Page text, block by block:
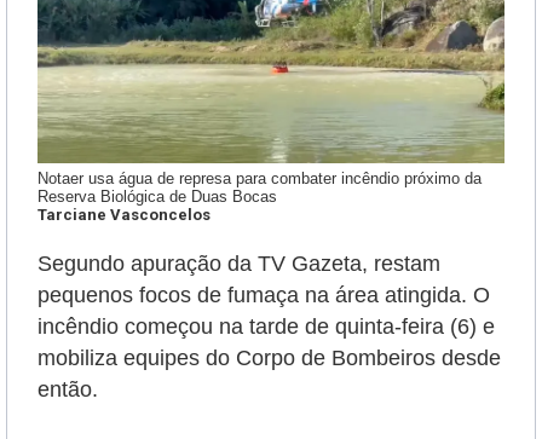
Notaer usa água de represa para combater incêndio próximo da
Reserva Biológica de Duas Bocas
Tarciane Vasconcelos
Segundo apuração da TV Gazeta, restam
pequenos focos de fumaça na área atingida. O
incêndio começou na tarde de quinta-feira (6) e
mobiliza equipes do Corpo de Bombeiros desde
então.